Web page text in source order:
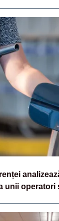
unii operatori